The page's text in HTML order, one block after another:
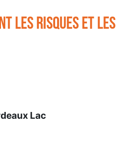
les risques et les
Lac